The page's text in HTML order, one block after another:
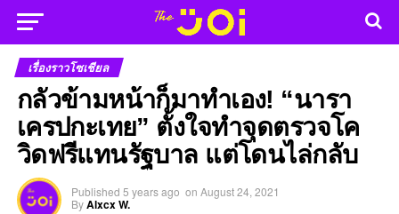
เรื่องราวโซเชียล
กลัวข้ามหน้าก็มาทำเอง! “นารา
เครปกะเทย” ตั้งใจทำจุดตรวจโค
วิดฟรีแทนรัฐบาล แต่โดนไล่กลับ
Published 5 years ago on August 24, 2021
ByAlxcx W.